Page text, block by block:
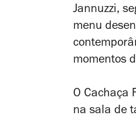
Jannuzzi,
menu
momentos
O Cachaça
na sala de